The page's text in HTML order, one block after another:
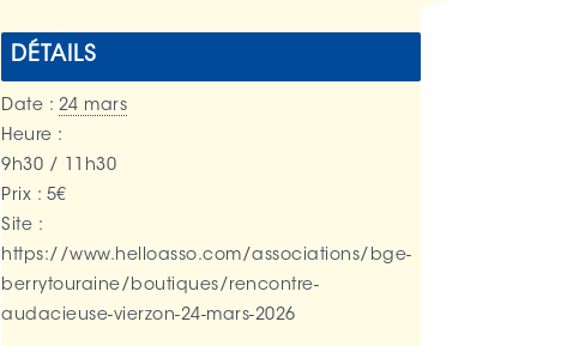
DÉTAILS
Date : 24 mars
Heure :
9h30 / 11h30
Prix : 5€
Site :
https://www.helloasso.com/associations/bge-
berrytouraine/boutiques/rencontre-
audacieuse-vierzon-24-mars-2026